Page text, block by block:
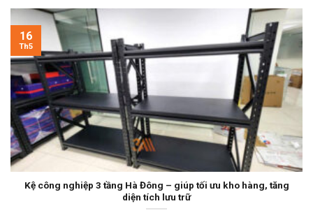
Kệ công nghiệp 3 tầng Hà Đông – giúp tối ưu kho hàng, tăng
diện tích lưu trữ
16
Th5